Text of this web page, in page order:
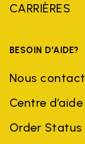
CARRIÈRES
BESOIN D'AIDE?
Nous
Centre d’aide
Order Status